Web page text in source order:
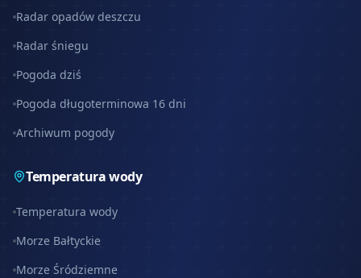
Radar opadów deszczu
Radar śniegu
Pogoda dziś
Pogoda długoterminowa 16 dni
Archiwum pogody
Temperatura wody
Temperatura wody
Morze Bałtyckie
Morze Śródziemne